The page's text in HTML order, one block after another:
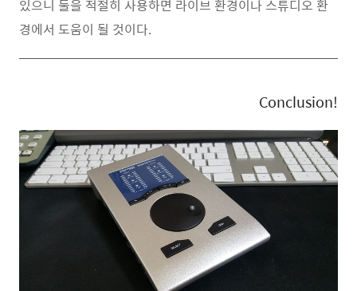
있으니 둘을 적절히 사용하면 라이브 환경이나 스튜디오 환
경에서 도움이 될 것이다.
Conclusion!